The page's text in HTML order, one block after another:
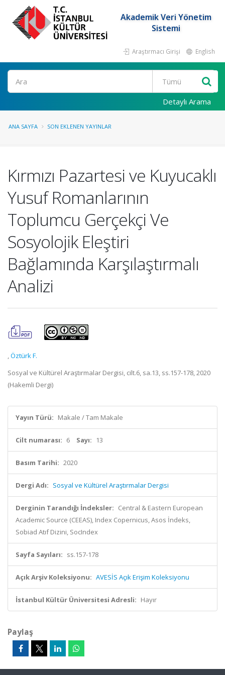
Akademik Veri Yönetim
Sistemi
Araştırmacı Girişi English
Ara
Detaylı Arama
ANA SAYFA SON EKLENEN YAYINLAR
Kırmızı Pazartesi ve Kuyucaklı
Yusuf Romanlarının
Toplumcu Gerçekçi Ve
Sosyolojik Eleştiri
Bağlamında Karşılaştırmalı
Analizi
,Öztürk F.
Sosyal ve Kültürel Araştırmalar Dergisi, cilt.6, sa.13, ss.157-178, 2020
(Hakemli Dergi)
Yayın Türü: Makale / Tam Makale
Cilt numarası: 6 Sayı: 13
Basım Tarihi: 2020
Dergi Adı: Sosyal ve Kültürel Araştırmalar Dergisi
Derginin Tarandığı İndeksler: Central & Eastern European
Academic Source (CEEAS), Index Copernicus, Asos İndeks,
Sobiad Atıf Dizini, SocIndex
Sayfa Sayıları: ss.157-178
Açık Arşiv Koleksiyonu: AVESİS Açık Erişim Koleksiyonu
İstanbul Kültür Üniversitesi Adresli: Hayır
Paylaş